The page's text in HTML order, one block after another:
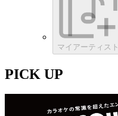
マイアーティスト
PICK UP